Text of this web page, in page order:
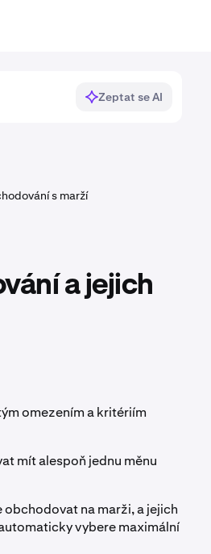
Zeptat se AI
s marží
a jejich
omezením a kritériím
mít alespoň jednu měnu
na marži, a jejich
vybere maximální